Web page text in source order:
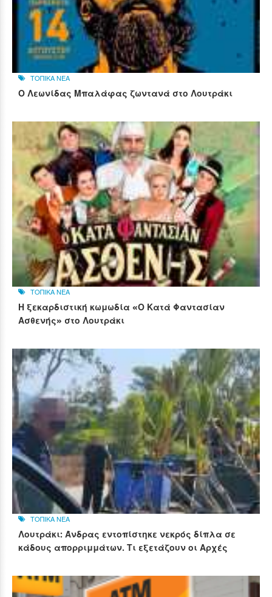
ΤΟΠΙΚΑ ΝΕΑ
Ο Λεωνίδας Μπαλάφας ζωντανά στο Λουτράκι
ΤΟΠΙΚΑ ΝΕΑ
Η ξεκαρδιστική κωμωδία «Ο Κατά Φαντασίαν
Ασθενής» στο Λουτράκι
ΤΟΠΙΚΑ ΝΕΑ
Λουτράκι: Άνδρας εντοπίστηκε νεκρός δίπλα σε
κάδους απορριμμάτων. Τι εξετάζουν οι Αρχές